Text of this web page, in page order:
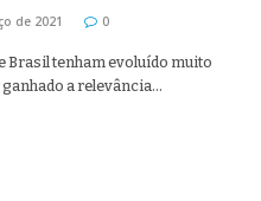
de 2021 0
Brasil tenham evoluído muito
ganhado a relevância…